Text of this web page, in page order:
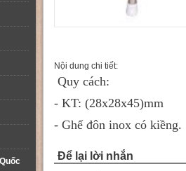
Nội dung chi tiết:
Quy cách:
- KT: (28x28x45)mm
- Ghế đôn inox có kiềng.
Để lại lời nhắn